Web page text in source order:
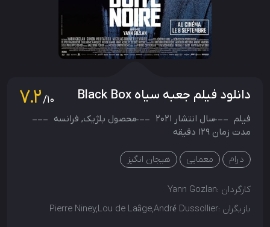
دانلود فیلم جعبه سیاه Black Box 7.2/10
فیلم سال انتشار 2021 محصول بلژیک, فرانسه
مدت زمان 129 دقیقه
درام معمایی هیجان انگیز
کارگردان :Yann Gozlan
بازیگران :Pierre Niney,Lou de Laâge,André Dussollier